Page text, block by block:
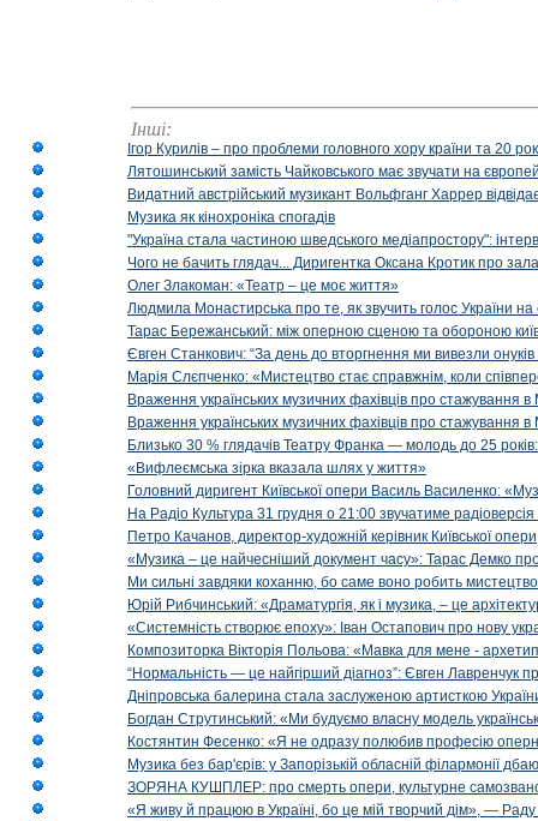
Інші:
Ігор Курилів – про проблеми головного хору країни та 20
Лятошинський замість Чайковського має звучати на
Видатний австрійський музикант Вольфганг Харрер
Музика як кінохроніка спогадів
"Україна стала частиною шведського медіапростору":
Чого не бачить глядач... Диригентка Оксана Кротик про
Олег Злакоман: «Театр – це моє життя»
Людмила Монастирська про те, як звучить голос України на
Тарас Бережанський: між оперною сценою та обороною
Євген Станкович: “За день до вторгнення ми вивезли онуків
Марія Слєпченко: «Мистецтво стає справжнім, коли
Враження українських музичних фахівців про стажування
Враження українських музичних фахівців про стажування
Близько 30 % глядачів Театру Франка — молодь до 25
«Вифлеємська зірка вказала шлях у життя»
Головний диригент Київської опери Василь Василенко:
На Радіо Культура 31 грудня о 21:00 звучатиме
Петро Качанов, директор-художній керівник Київської опери
«Музика – це найчесніший документ часу»: Тарас Демко
Ми сильні завдяки коханню, бо саме воно робить
Юрій Рибчинський: «Драматургія, як і музика, – це
«Системність створює епоху»: Іван Остапович про нову
Композиторка Вікторія Польова: «Мавка для мене -
“Нормальність — це найгірший діагноз”: Євген Лавренчук
Дніпровська балерина стала заслуженою артисткою
Богдан Струтинський: «Ми будуємо власну модель
Костянтин Фесенко: «Я не одразу полюбив професію
Музика без бар'єрів: у Запорізькій обласній філармонії
ЗОРЯНА КУШПЛЕР: про смерть опери, культурне
«Я живу й працюю в Україні, бо це мій творчий дім», — Раду